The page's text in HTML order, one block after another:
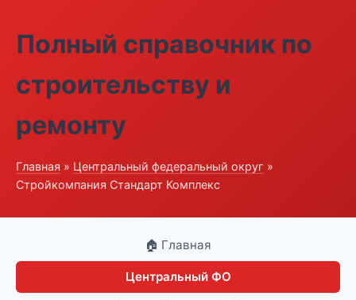
Полный справочник по
строительству и
ремонту
Главная » Центральный федеральный округ »
Стройкомпания Стандарт Комплекс
🏠 Главная
Центральный ФО